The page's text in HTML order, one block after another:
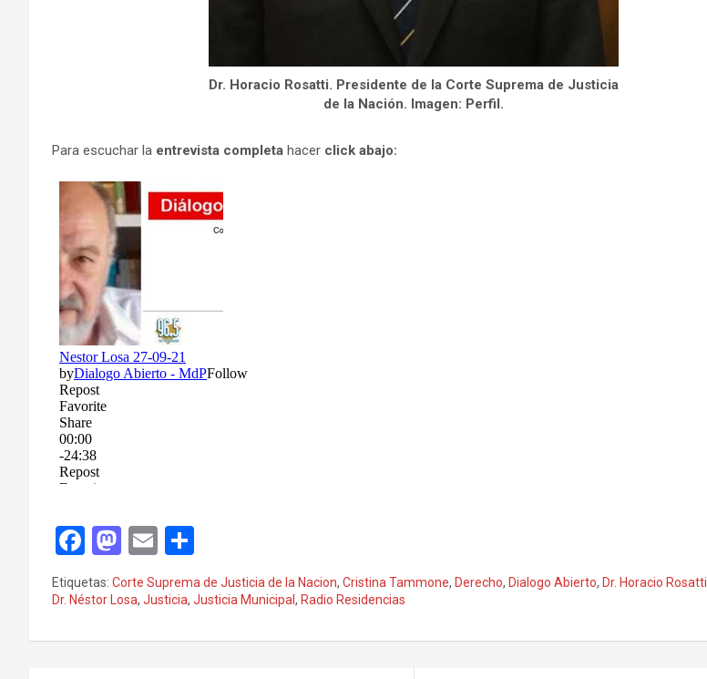
Dr. Horacio Rosatti. Presidente de la Corte Suprema de Justicia
de la Nación. Imagen: Perfil.
Para escuchar la entrevista completa hacer click abajo:
F
a
ce
M
a
st
E
ail
o
m
Etiquetas: Corte Suprema de Justicia de la Nacion, Cristina Tammone, Derecho, Dialogo Abierto, Dr. Horacio Rosatti
Dr. Néstor Losa, Justicia, Justicia Municipal , Radio Residencias